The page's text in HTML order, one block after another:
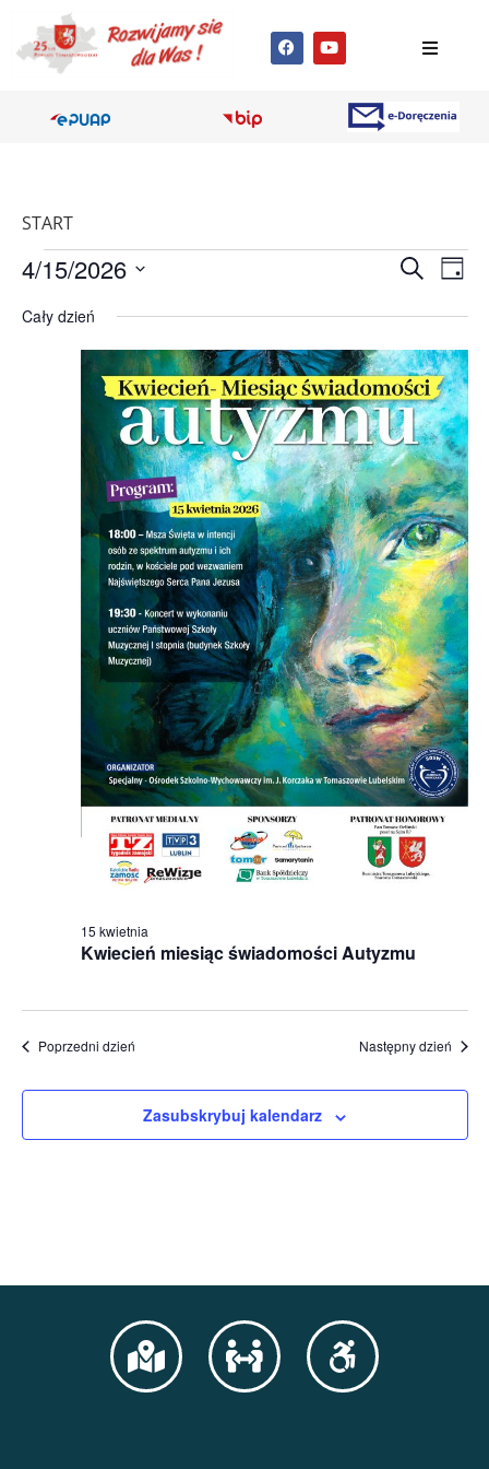
START
po
i
SzukajDzień
4/15/2026
datę.
Cały dzień
Kwiecień miesiąc świadomości Autyzmu
15 kwietnia
Poprzedni dzień Następny dzień
Zasubskrybuj kalendarz